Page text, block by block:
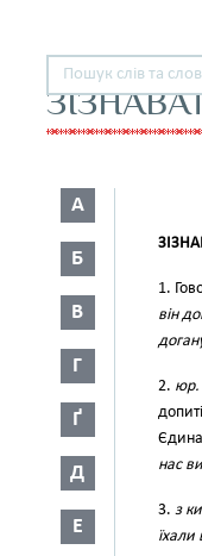
А
Б
В
Г
Ґ
Д
Е
1.
він
2. юр.
нас
3. з